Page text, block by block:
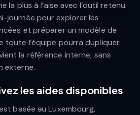
la plus à l’aise avec l’outil retenu.
journée pour explorer les
et préparer un modèle de
l’équipe pourra dupliquer.
la référence interne, sans
externe.
les aides disponibles
basée au Luxembourg,